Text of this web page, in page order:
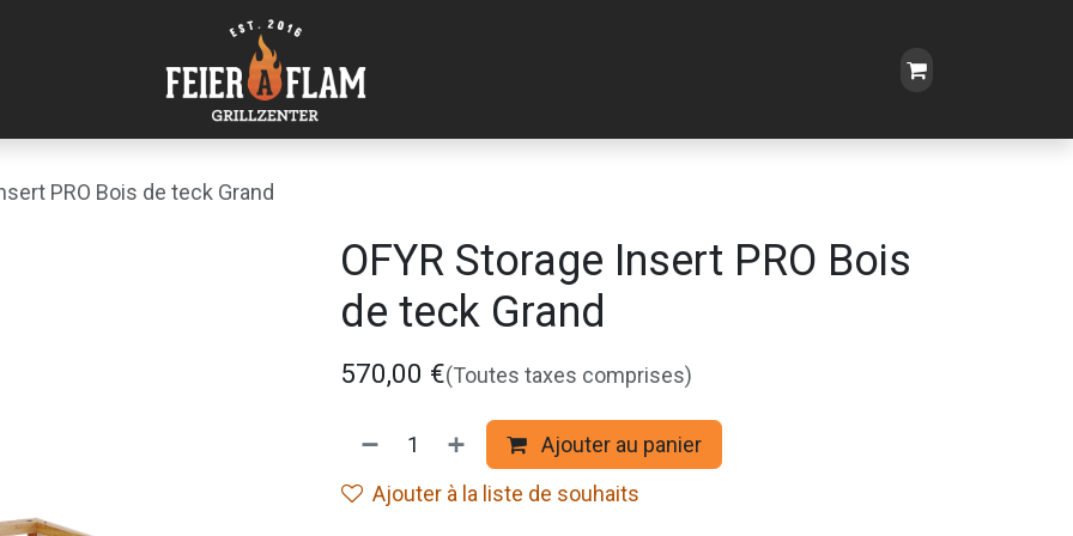
PRO Bois de teck Grand
OFYR Storage Insert PRO Bois
de teck Grand
570,00 €(Toutes taxes comprises)
Ajouter au panier
Ajouter à la liste de souhaits